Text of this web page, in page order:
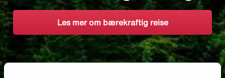
Les mer om bærekraftig reise